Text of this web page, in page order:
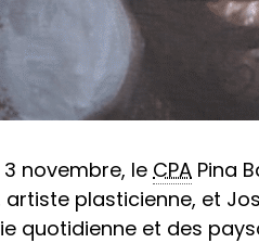
novembre, le CPA Pina
plasticienne, et
quotidienne et des